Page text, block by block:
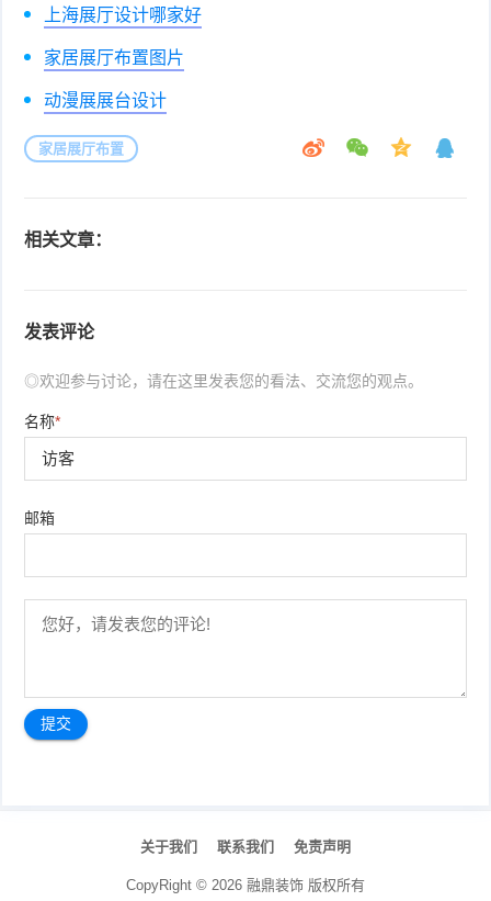
上海展厅设计哪家好
家居展厅布置图片
动漫展展台设计
家居展厅布置
相关文章：
发表评论
◎欢迎参与讨论，请在这里发表您的看法、交流您的观点。
名称*
邮箱
关于我们 联系我们 免责声明
CopyRight © 2026 融鼎装饰版权所有